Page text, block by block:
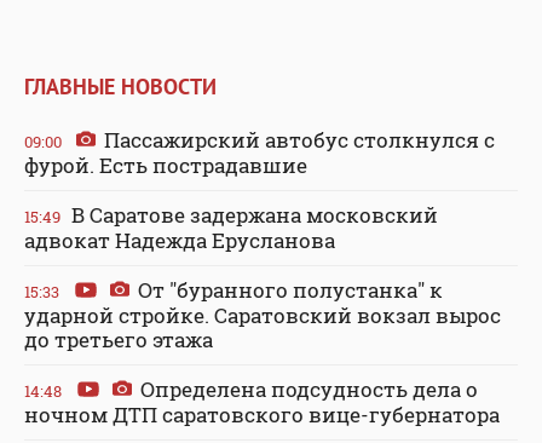
ГЛАВНЫЕ НОВОСТИ
09:00
Пассажирский автобус столкнулся с
фурой. Есть пострадавшие
15:49 В Саратове задержана московский
адвокат Надежда Ерусланова
15:33
От "буранного полустанка" к
ударной стройке. Саратовский вокзал вырос
до третьего этажа
14:48
Определена подсудность дела о
ночном ДТП саратовского вице-губернатора